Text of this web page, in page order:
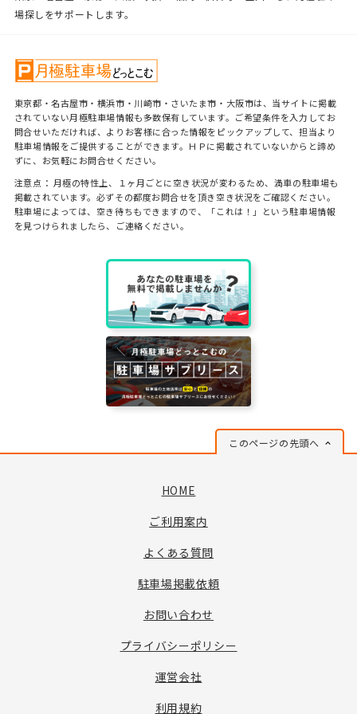
場探しをサポートします。
東京都・名古屋市・横浜市・川崎市・さいたま市・大阪市は、当サイトに掲載
されていない月極駐車場情報も多数保有しています。ご希望条件を入力してお
問合せいただければ、よりお客様に合った情報をピックアップして、担当より
駐車場情報をご提供することができます。ＨＰに掲載されていないからと諦め
ずに、お気軽にお問合せください。
注意点： 月極の特性上、１ヶ月ごとに空き状況が変わるため、満車の駐車場も
掲載されています。必ずその都度お問合せを頂き空き状況をご確認ください。
駐車場によっては、空き待ちもできますので、「これは！」という駐車場情報
を見つけられましたら、ご連絡ください。
このページの先頭へ
HOME
ご利用案内
よくある質問
駐車場掲載依頼
お問い合わせ
プライバシーポリシー
運営会社
利用規約